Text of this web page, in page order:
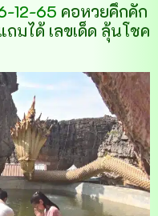
12-65 คอหวยคึกคัก
มได้ เลขเด็ด ลุ้นโชค